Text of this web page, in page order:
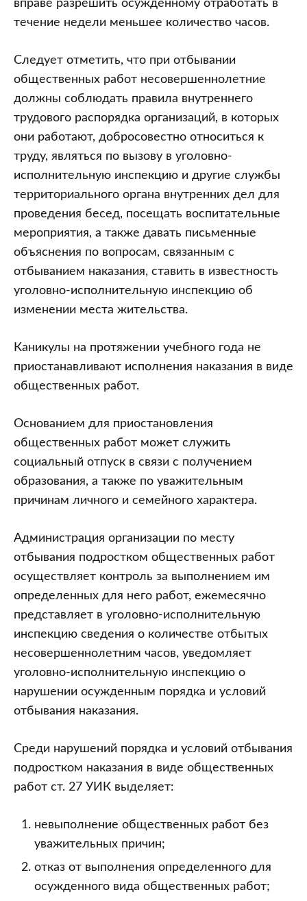
вправе разрешить осужденному отработать в
течение недели меньшее количество часов.
Следует отметить, что при отбывании
общественных работ несовершеннолетние
должны соблюдать правила внутреннего
трудового распорядка организаций, в которых
они работают, добросовестно относиться к
труду, являться по вызову в уголовно-
исполнительную инспекцию и другие службы
территориального органа внутренних дел для
проведения бесед, посещать воспитательные
мероприятия, а также давать письменные
объяснения по вопросам, связанным с
отбыванием наказания, ставить в известность
уголовно-исполнительную инспекцию об
изменении места жительства.
Каникулы на протяжении учебного года не
приостанавливают исполнения наказания в виде
общественных работ.
Основанием для приостановления
общественных работ может служить
социальный отпуск в связи с получением
образования, а также по уважительным
причинам личного и семейного характера.
Администрация организации по месту
отбывания подростком общественных работ
осуществляет контроль за выполнением им
определенных для него работ, ежемесячно
представляет в уголовно-исполнительную
инспекцию сведения о количестве отбытых
несовершеннолетним часов, уведомляет
уголовно-исполнительную инспекцию о
нарушении осужденным порядка и условий
отбывания наказания.
Среди нарушений порядка и условий отбывания
подростком наказания в виде общественных
работ ст. 27 УИК выделяет:
невыполнение общественных работ без
уважительных причин;
отказ от выполнения определенного для
осужденного вида общественных работ;